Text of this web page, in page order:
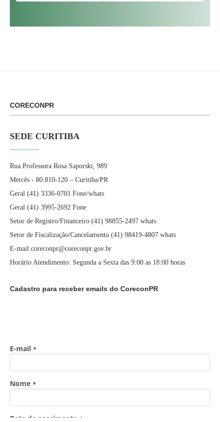
CORECONPR
SEDE CURITIBA
Rua Professora Rosa Saporski, 989
Mercês - 80.810-120 – Curitiba/PR
Geral (41) 3336-0701 Fone/whats
Geral (41) 3995-2692 Fone
Setor de Registro/Financeiro (41) 98855-2497 whats
Setor de Fiscalização/Cancelamento (41) 98419-4807 whats
E-mail:coreconpr@coreconpr.gov.br
Horário Atendimento: Segunda a Sexta das 9:00 as 18:00 horas
Cadastro para receber emails do CoreconPR